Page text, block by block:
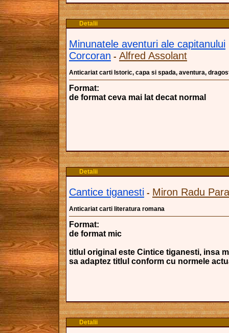
Detalii
Minunatele aventuri ale capitanului
Corcoran - Alfred Assolant
Anticariat carti Istoric, capa si spada, aventura,
Format:
de format ceva mai lat decat normal
Detalii
Cantice tiganesti - Miron Radu
Anticariat carti literatura romana
Format:
de format mic
titlul original este Cintice tiganesti, insa
sa adaptez titlul conform cu normele
Detalii